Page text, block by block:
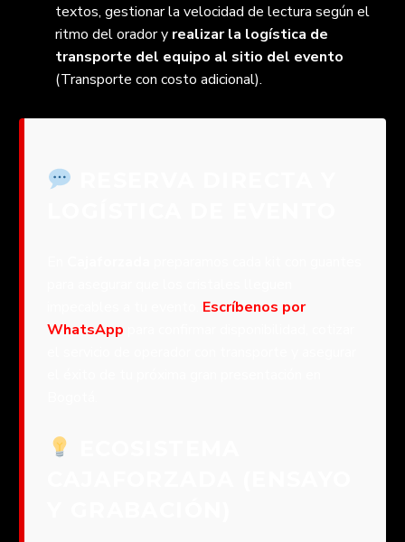
textos, gestionar la velocidad de lectura según el
ritmo del orador y realizar la logística de
transporte del equipo al sitio del evento
(Transporte con costo adicional).
Escríbenos por
WhatsApp